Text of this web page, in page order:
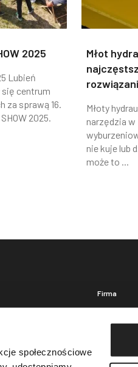
społecznościowe
2025
Lubień
centrum
za sprawą 16.
2025.
Młot
Młoty
narzędzia w
nie kuje lub
może to ...
serwisowy
Firma
Znajdź